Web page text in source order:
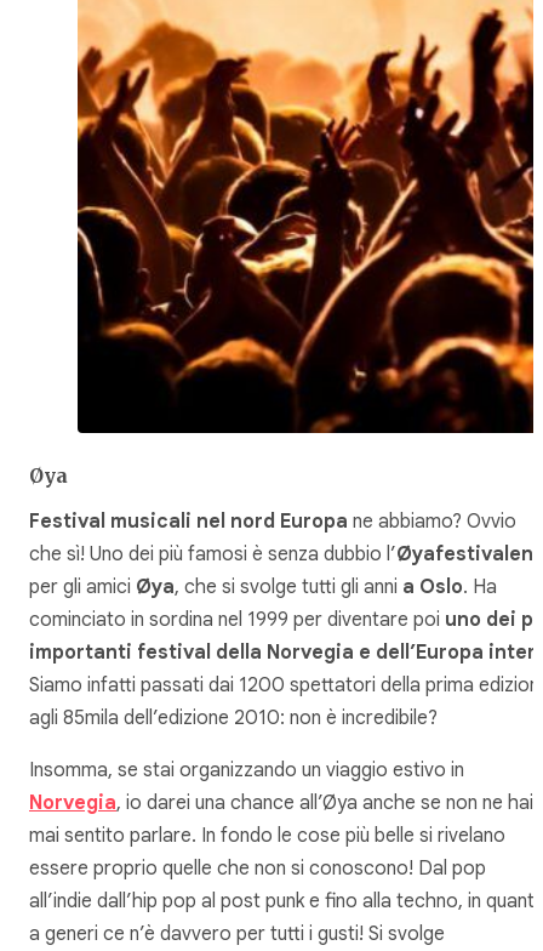
Øya
Festival musicali nel nord Europa ne abbiamo? Ovvio
che sì! Uno dei più famosi è senza dubbio l’Øyafestivalen
per gli amici Øya, che si svolge tutti gli anni a Oslo. Ha
cominciato in sordina nel 1999 per diventare poi uno dei
importanti festival della Norvegia e dell’Europa
Siamo infatti passati dai 1200 spettatori della prima
agli 85mila dell’edizione 2010: non è incredibile?
Insomma, se stai organizzando un viaggio estivo in
Norvegia, io darei una chance all’Øya anche se non ne hai
mai sentito parlare. In fondo le cose più belle si rivelano
essere proprio quelle che non si conoscono! Dal pop
all’indie dall’hip pop al post punk e fino alla techno, in
a generi ce n’è davvero per tutti i gusti! Si svolge